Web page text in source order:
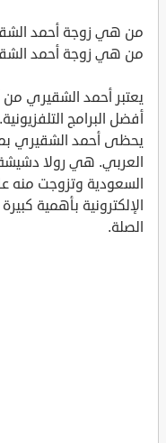
من هي زوجة أحمد
من هي زوجة أحمد
يعتبر أحمد الشقيري من
أفضل البرامج
يحظى أحمد الشقيري
العربي. هي رولا دشيشة
الإلكترونية بأهمية
الصلة.